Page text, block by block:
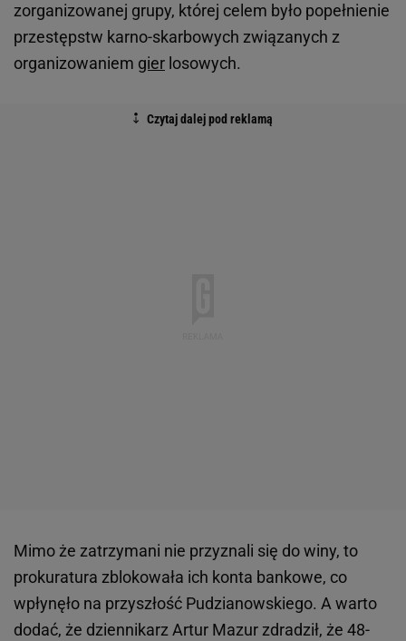
zorganizowanej grupy, której celem było popełnienie
przestępstw karno-skarbowych związanych z
organizowaniem gier losowych.
Mimo że zatrzymani nie przyznali się do winy, to
prokuratura zblokowała ich konta bankowe, co
wpłynęło na przyszłość Pudzianowskiego. A warto
dodać, że dziennikarz Artur Mazur zdradził, że 48-